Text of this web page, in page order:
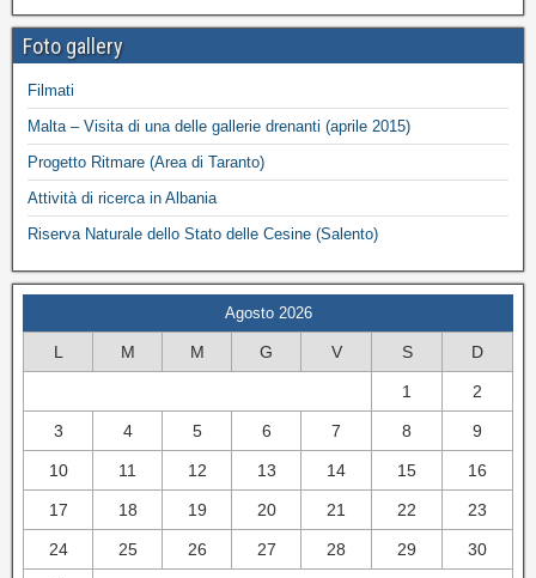
Foto gallery
Filmati
Malta – Visita di una delle gallerie drenanti (aprile 2015)
Progetto Ritmare (Area di Taranto)
Attività di ricerca in Albania
Riserva Naturale dello Stato delle Cesine (Salento)
Agosto 2026
L M M G V S D
1 2
3 4 5 6 7 8 9
10 11 12 13 14 15 16
17 18 19 20 21 22 23
24 25 26 27 28 29 30